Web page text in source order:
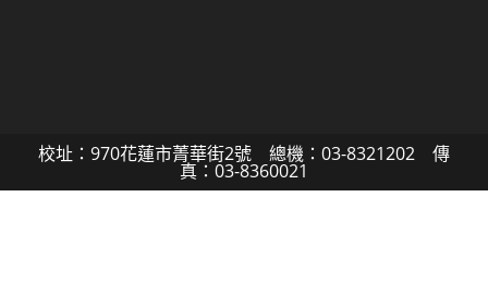
校址：970花蓮市菁華街2號 總機：03-8321202 傳
真：03-8360021